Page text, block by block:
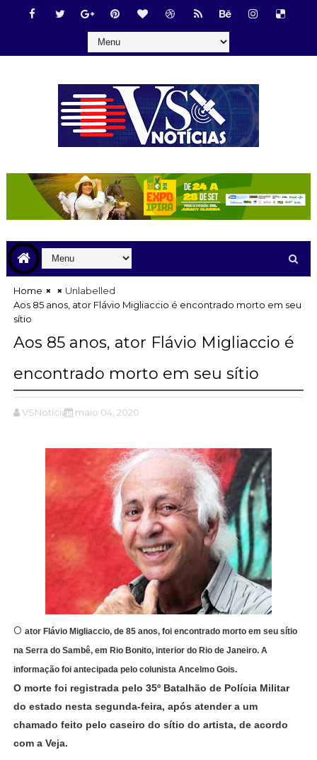
Home
Unlabelled
Aos 85 anos, ator Flávio Migliaccio é encontrado morto em seu
sítio
Aos 85 anos, ator Flávio Migliaccio é
encontrado morto em seu sítio
VSNotícias maio 04, 2020
O ator Flávio Migliaccio, de 85 anos, foi encontrado morto em seu sítio
na Serra do Sambê, em Rio Bonito, interior do Rio de Janeiro. A
informação foi antecipada pelo colunista Ancelmo Gois.
O morte foi registrada pelo 35º Batalhão de Polícia Militar
do estado nesta segunda-feira, após atender a um
chamado feito pelo caseiro do sítio do artista, de acordo
com a Veja.